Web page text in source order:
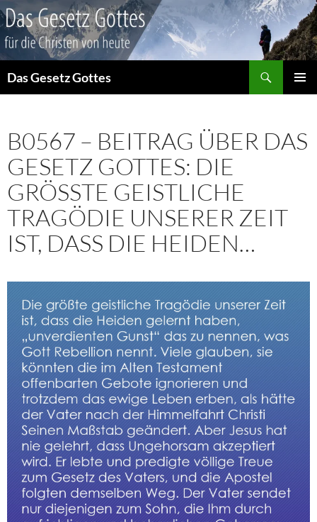
Das Gesetz Gottes
B0567 – BEITRAG ÜBER DAS
GESETZ GOTTES: DIE
GRÖSSTE GEISTLICHE T
RAGÖDIE UNSERER ZEIT I
ST, DASS DIE HEIDEN…